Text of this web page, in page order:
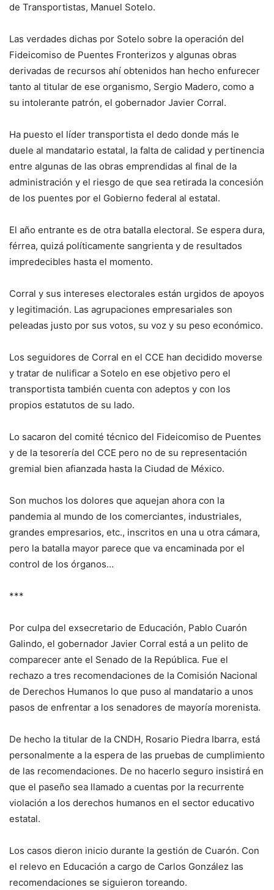
de Transportistas, Manuel Sotelo.
Las verdades dichas por Sotelo sobre la operación del
Fideicomiso de Puentes Fronterizos y algunas obras
derivadas de recursos ahí obtenidos han hecho enfurecer
tanto al titular de ese organismo, Sergio Madero, como a
su intolerante patrón, el gobernador Javier Corral.
Ha puesto el líder transportista el dedo donde más le
duele al mandatario estatal, la falta de calidad y pertinencia
entre algunas de las obras emprendidas al final de la
administración y el riesgo de que sea retirada la concesión
de los puentes por el Gobierno federal al estatal.
El año entrante es de otra batalla electoral. Se espera dura,
férrea, quizá políticamente sangrienta y de resultados
impredecibles hasta el momento.
Corral y sus intereses electorales están urgidos de apoyos
y legitimación. Las agrupaciones empresariales son
peleadas justo por sus votos, su voz y su peso económico.
Los seguidores de Corral en el CCE han decidido moverse
y tratar de nulificar a Sotelo en ese objetivo pero el
transportista también cuenta con adeptos y con los
propios estatutos de su lado.
Lo sacaron del comité técnico del Fideicomiso de Puentes
y de la tesorería del CCE pero no de su representación
gremial bien afianzada hasta la Ciudad de México.
Son muchos los dolores que aquejan ahora con la
pandemia al mundo de los comerciantes, industriales,
grandes empresarios, etc., inscritos en una u otra cámara,
pero la batalla mayor parece que va encaminada por el
control de los órganos…
***
Por culpa del exsecretario de Educación, Pablo Cuarón
Galindo, el gobernador Javier Corral está a un pelito de
comparecer ante el Senado de la República. Fue el
rechazo a tres recomendaciones de la Comisión Nacional
de Derechos Humanos lo que puso al mandatario a unos
pasos de enfrentar a los senadores de mayoría morenista.
De hecho la titular de la CNDH, Rosario Piedra Ibarra, está
personalmente a la espera de las pruebas de cumplimiento
de las recomendaciones. De no hacerlo seguro insistirá en
que el paseño sea llamado a cuentas por la recurrente
violación a los derechos humanos en el sector educativo
estatal.
Los casos dieron inicio durante la gestión de Cuarón. Con
el relevo en Educación a cargo de Carlos González las
recomendaciones se siguieron toreando.